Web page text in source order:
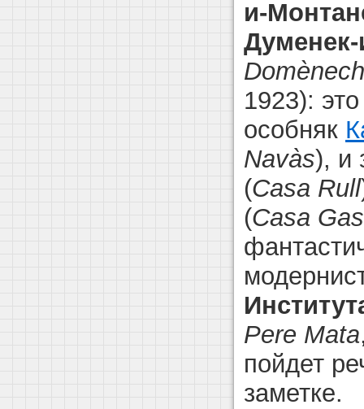
и-
1923):
особняк
Navàs), и
(Casa Rull
(Casa
Pere Mata
пойдет
заметке.